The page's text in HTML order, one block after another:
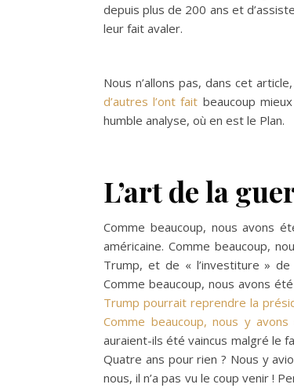
depuis plus de 200 ans et
leur fait avaler.
Nous n’allons pas, dans cet
d’autres l’ont fait beaucoup
humble analyse, où en est le Plan.
L’art de la
Comme beaucoup, nous avons
américaine. Comme beaucoup,
Trump, et de « l’investiture » de
Comme beaucoup, nous avons
Trump pourrait reprendre la
Comme beaucoup, nous y avons
auraient-ils été vaincus malgré le
Quatre ans pour rien ? Nous y
nous, il n’a pas vu le coup venir !